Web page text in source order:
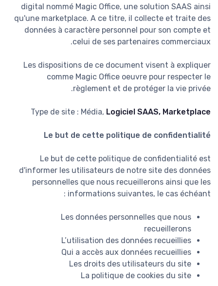
digital nommé Magic Office, une solution SAAS ainsi
qu'une marketplace. A ce titre, il collecte et traite des
données à caractère personnel pour son compte et
celui de ses partenaires commerciaux.
Les dispositions de ce document visent à expliquer
comme Magic Office oeuvre pour respecter le
règlement et de protéger la vie privée.
Type de site : Média, Logiciel SAAS, Marketplace
Le but de cette politique de confidentialité
Le but de cette politique de confidentialité est
d'informer les utilisateurs de notre site des données
personnelles que nous recueillerons ainsi que les
informations suivantes, le cas échéant :
Les données personnelles que nous
recueillerons
L’utilisation des données recueillies
Qui a accès aux données recueillies
Les droits des utilisateurs du site
La politique de cookies du site